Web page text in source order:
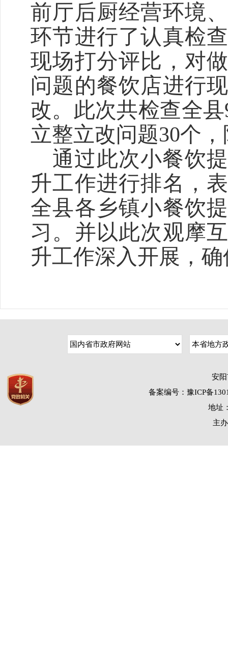
前厅后厨经营环境
环节进行了认真检
现场打分评比，对
问题的餐饮店进行
改。此次共检查全
立整立改问题30个
通过此次小餐饮
升工作进行排名，
全县各乡镇小餐饮
习。并以此次观摩
升工作深入开展，
安
备案编号：豫ICP备
地址
主